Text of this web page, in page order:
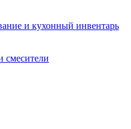
и кухонный инвентарь
смесители